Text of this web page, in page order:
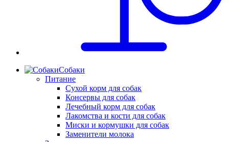
Собаки
Питание
Сухой корм для собак
Консервы для собак
Лечебный корм для собак
Лакомства и кости для собак
Миски и кормушки для собак
Заменители молока